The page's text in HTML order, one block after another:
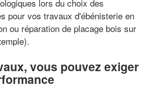
lors du choix des
pour vos travaux d'ébénisterie en
ou réparation de placage bois sur
vous pouvez exiger